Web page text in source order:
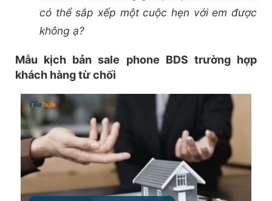
có thể sắp xếp một cuộc hẹn với em được
không ạ?
Mẫu kịch bản sale phone BDS trường hợp
khách hàng từ chối